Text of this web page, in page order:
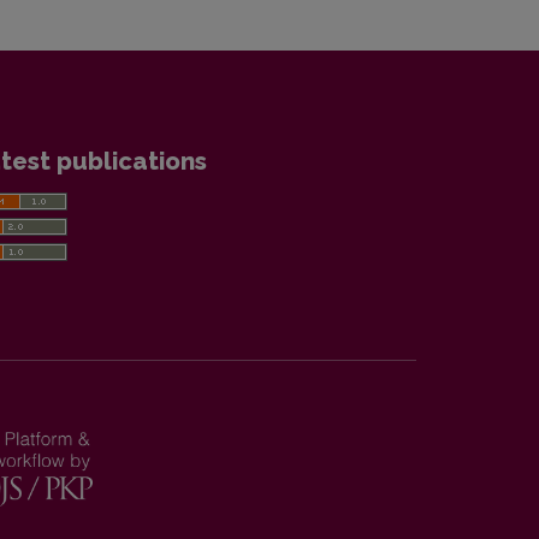
publications